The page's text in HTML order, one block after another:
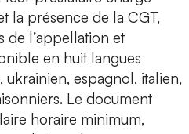
la présence de la CGT,
de l’appellation et
en huit langues
ukrainien, espagnol, italien,
Le document
horaire minimum,